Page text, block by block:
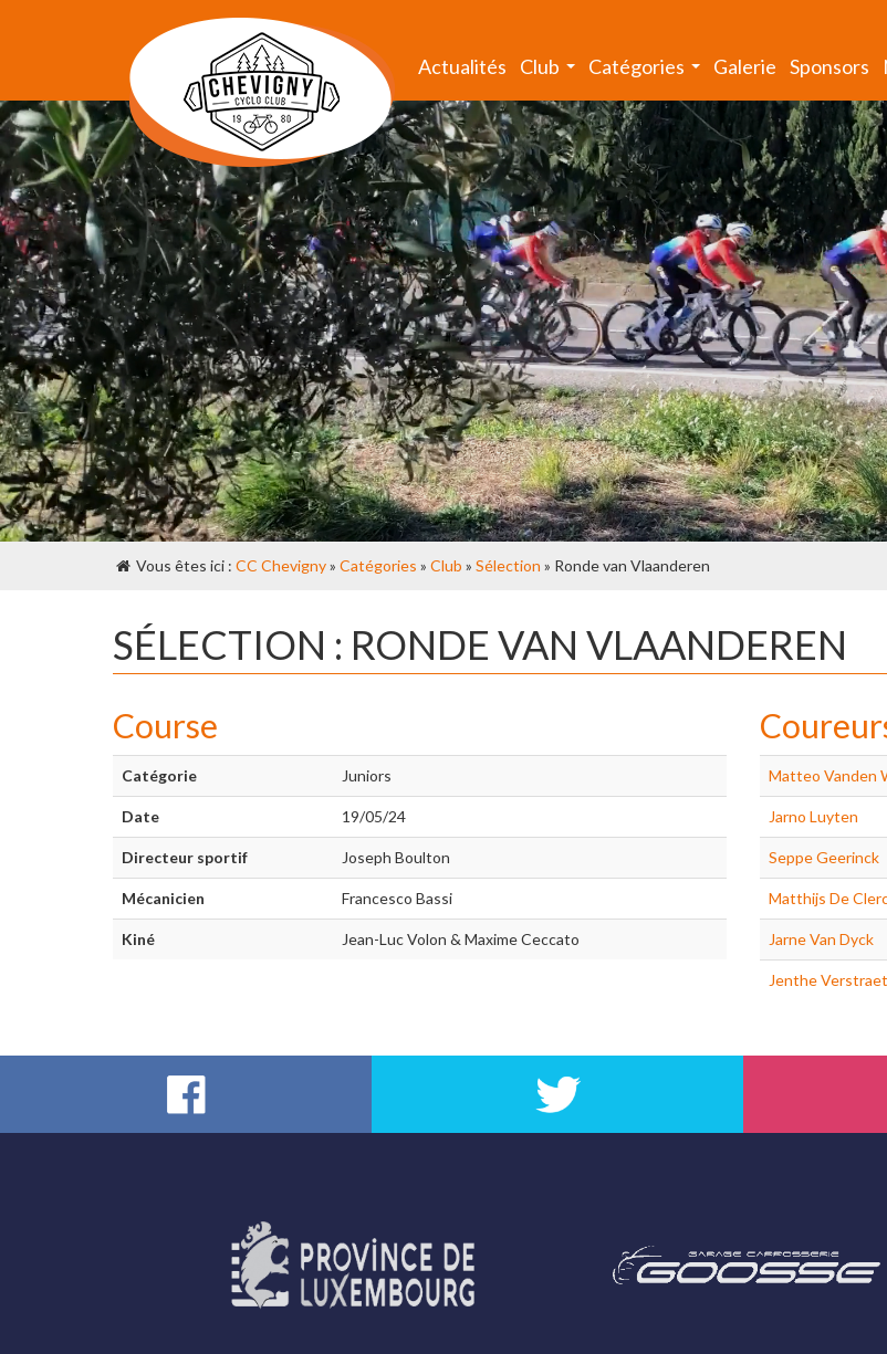
Actualités Club Catégories Galerie Sponsors
Vous êtes ici : CC Chevigny» Catégories » Club » Sélection » Ronde van Vlaanderen
SÉLECTION : RONDE VAN VLAANDEREN
Course
Catégorie Juniors
Date 19/05/24
Directeur sportif Joseph Boulton
Mécanicien Francesco Bassi
Kiné Jean-Luc Volon & Maxime Ceccato
Matteo Vanden
Jarno Luyten
Seppe Geerinck
Matthijs De
Jarne Van Dyck
Jenthe